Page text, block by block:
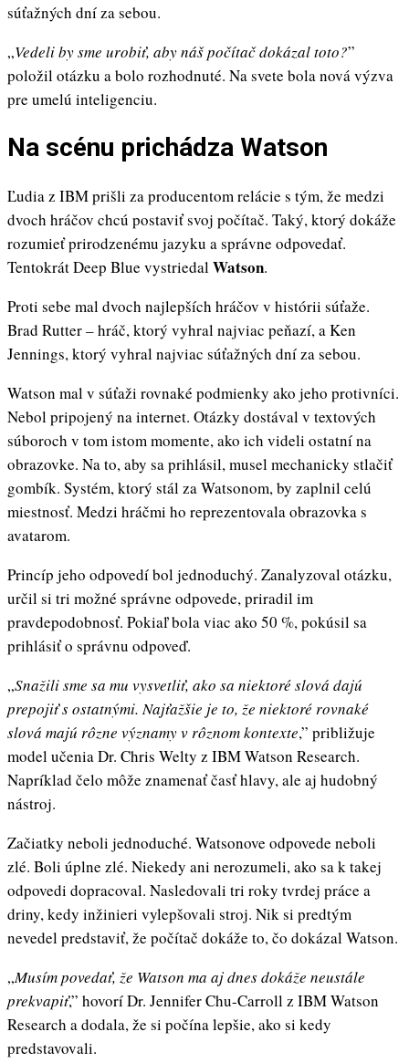
súťažných dní za sebou.
„Vedeli by sme urobiť, aby náš počítač dokázal toto?”
položil otázku a bolo rozhodnuté. Na svete bola nová výzva
pre umelú inteligenciu.
Na scénu prichádza Watson
Ľudia z IBM prišli za producentom relácie s tým, že medzi
dvoch hráčov chcú postaviť svoj počítač. Taký, ktorý dokáže
rozumieť prirodzenému jazyku a správne odpovedať.
Tentokrát Deep Blue vystriedalWatson.
Proti sebe mal dvoch najlepších hráčov v histórii súťaže.
Brad Rutter – hráč, ktorý vyhral najviac peňazí, a Ken
Jennings, ktorý vyhral najviac súťažných dní za sebou.
Watson mal v súťaži rovnaké podmienky ako jeho protivníci.
Nebol pripojený na internet. Otázky dostával v textových
súboroch v tom istom momente, ako ich videli ostatní na
obrazovke. Na to, aby sa prihlásil, musel mechanicky stlačiť
gombík. Systém, ktorý stál za Watsonom, by zaplnil celú
miestnosť. Medzi hráčmi ho reprezentovala obrazovka s
avatarom.
Princíp jeho odpovedí bol jednoduchý. Zanalyzoval otázku,
určil si tri možné správne odpovede, priradil im
pravdepodobnosť. Pokiaľ bola viac ako 50 %, pokúsil sa
prihlásiť o správnu odpoveď.
„Snažili sme sa mu vysvetliť, ako sa niektoré slová dajú
prepojiť s ostatnými. Najťažšie je to, že niektoré rovnaké
slová majú rôzne významy v rôznom kontexte,” približuje
model učenia Dr. Chris Welty z IBM Watson Research.
Napríklad čelo môže znamenať časť hlavy, ale aj hudobný
nástroj.
Začiatky neboli jednoduché. Watsonove odpovede neboli
zlé. Boli úplne zlé. Niekedy ani nerozumeli, ako sa k takej
odpovedi dopracoval. Nasledovali tri roky tvrdej práce a
driny, kedy inžinieri vylepšovali stroj. Nik si predtým
nevedel predstaviť, že počítač dokáže to, čo dokázal Watson.
„Musím povedať, že Watson ma aj dnes dokáže neustále
prekvapiť,” hovorí Dr. Jennifer Chu-Carroll z IBM Watson
Research a dodala, že si počína lepšie, ako si kedy
predstavovali.